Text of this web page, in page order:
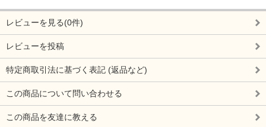
レビューを見る(0件)
レビューを投稿
特定商取引法に基づく表記 (返品など)
この商品について問い合わせる
この商品を友達に教える